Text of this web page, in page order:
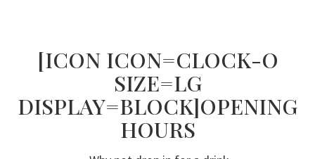
[ICON ICON=CLOCK-O
SIZE=LG
DISPLAY=BLOCK]OPENING
HOURS